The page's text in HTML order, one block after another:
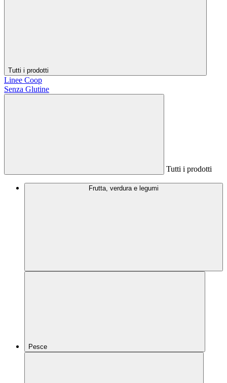
Tutti i prodotti
Linee Coop
Senza Glutine
Tutti i prodotti
Frutta, verdura e legumi
Pesce